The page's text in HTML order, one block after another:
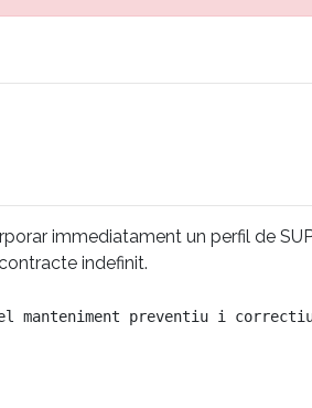
immediatament un perfil de
indefinit.
manteniment preventiu i